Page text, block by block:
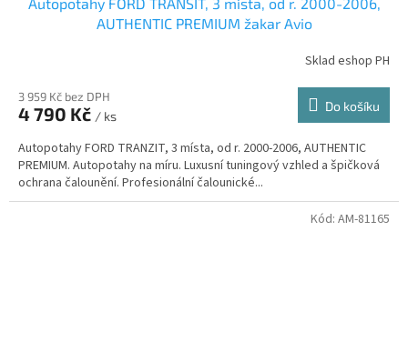
AUTHENTIC PREMIUM žakar Avio
Sklad eshop PH
3 959 Kč bez DPH
4 790 Kč / ks
Do košíku
Autopotahy FORD TRANZIT, 3 místa, od r. 2000-2006, AUTHENTIC
PREMIUM. Autopotahy na míru. Luxusní tuningový vzhled a špičková
ochrana čalounění. Profesionální čalounické...
Kód: AM-81165